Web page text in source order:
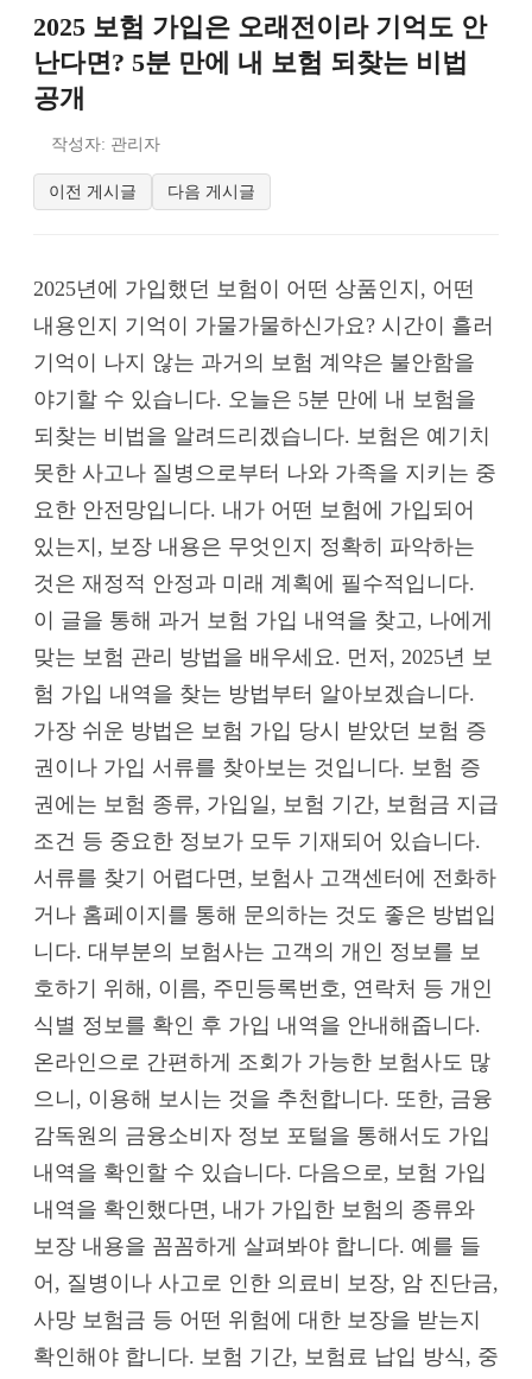
2025 보험 가입은 오래전이라 기억도 안
난다면? 5분 만에 내 보험 되찾는 비법
공개
작성자: 관리자
이전 게시글 다음 게시글
2025년에 가입했던 보험이 어떤 상품인지, 어떤
내용인지 기억이 가물가물하신가요? 시간이 흘러
기억이 나지 않는 과거의 보험 계약은 불안함을
야기할 수 있습니다. 오늘은 5분 만에 내 보험을
되찾는 비법을 알려드리겠습니다. 보험은 예기치
못한 사고나 질병으로부터 나와 가족을 지키는 중
요한 안전망입니다. 내가 어떤 보험에 가입되어
있는지, 보장 내용은 무엇인지 정확히 파악하는
것은 재정적 안정과 미래 계획에 필수적입니다.
이 글을 통해 과거 보험 가입 내역을 찾고, 나에게
맞는 보험 관리 방법을 배우세요. 먼저, 2025년 보
험 가입 내역을 찾는 방법부터 알아보겠습니다.
가장 쉬운 방법은 보험 가입 당시 받았던 보험 증
권이나 가입 서류를 찾아보는 것입니다. 보험 증
권에는 보험 종류, 가입일, 보험 기간, 보험금 지급
조건 등 중요한 정보가 모두 기재되어 있습니다.
서류를 찾기 어렵다면, 보험사 고객센터에 전화하
거나 홈페이지를 통해 문의하는 것도 좋은 방법입
니다. 대부분의 보험사는 고객의 개인 정보를 보
호하기 위해, 이름, 주민등록번호, 연락처 등 개인
식별 정보를 확인 후 가입 내역을 안내해줍니다.
온라인으로 간편하게 조회가 가능한 보험사도 많
으니, 이용해 보시는 것을 추천합니다. 또한, 금융
감독원의 금융소비자 정보 포털을 통해서도 가입
내역을 확인할 수 있습니다. 다음으로, 보험 가입
내역을 확인했다면, 내가 가입한 보험의 종류와
보장 내용을 꼼꼼하게 살펴봐야 합니다. 예를 들
어, 질병이나 사고로 인한 의료비 보장, 암 진단금,
사망 보험금 등 어떤 위험에 대한 보장을 받는지
확인해야 합니다. 보험 기간, 보험료 납입 방식, 중